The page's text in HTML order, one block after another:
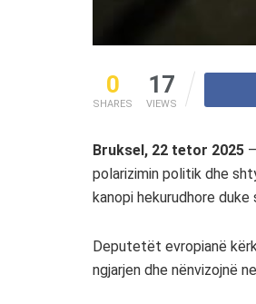
0
SHARES
17
VIEWS
Bruksel, 22 tetor 2025
polarizimin politik dhe
kanopi hekurudhore
Deputetët evropianë
ngjarjen dhe nënvizojnë